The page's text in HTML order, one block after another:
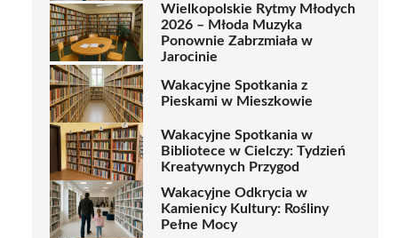
Wielkopolskie Rytmy Młodych
2026 – Młoda Muzyka
Ponownie Zabrzmiała w
Jarocinie
Wakacyjne Spotkania z
Pieskami w Mieszkowie
Wakacyjne Spotkania w
Bibliotece w Cielczy: Tydzień
Kreatywnych Przygod
Wakacyjne Odkrycia w
Kamienicy Kultury: Rośliny
Pełne Mocy